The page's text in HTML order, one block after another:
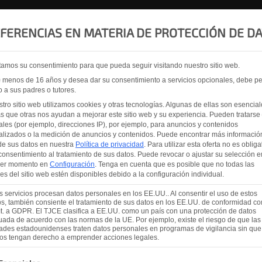
EN MATERIA DE PROTECCIÓN DE
su consentimiento para que pueda seguir visitando nuestro sitio web.
menos de 16 años y desea dar su consentimiento a servicios opcionales, debe
a sus padres o tutores.
sitio web utilizamos cookies y otras tecnologías. Algunas de ellas son
que otras nos ayudan a mejorar este sitio web y su experiencia. Pueden tratarse
(por ejemplo, direcciones IP), por ejemplo, para anuncios y contenidos
o la medición de anuncios y contenidos. Puede encontrar más
sus datos en nuestra Política de privacidad . Para utilizar esta oferta no es
al tratamiento de sus datos. Puede revocar o ajustar su selección
momento en Configuración. Tenga en cuenta que es posible que no todas las
del sitio web estén disponibles debido a la configuración individual.
servicios procesan datos personales en los EE.UU.. Al consentir el uso de estos
también consiente el tratamiento de sus datos en los EE.UU. de conformidad
a GDPR. El TJCE clasifica a EE.UU. como un país con una protección de datos
de acuerdo con las normas de la UE. Por ejemplo, existe el riesgo de que las
estadounidenses traten datos personales en programas de vigilancia sin
tengan derecho a emprender acciones legales.